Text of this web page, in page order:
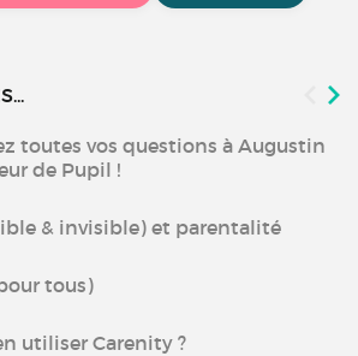
toutes vos questions à Augustin
de Pupil !
& invisible) et parentalité
tous)
utiliser Carenity ?